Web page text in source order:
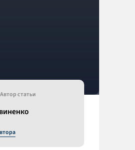
статьи